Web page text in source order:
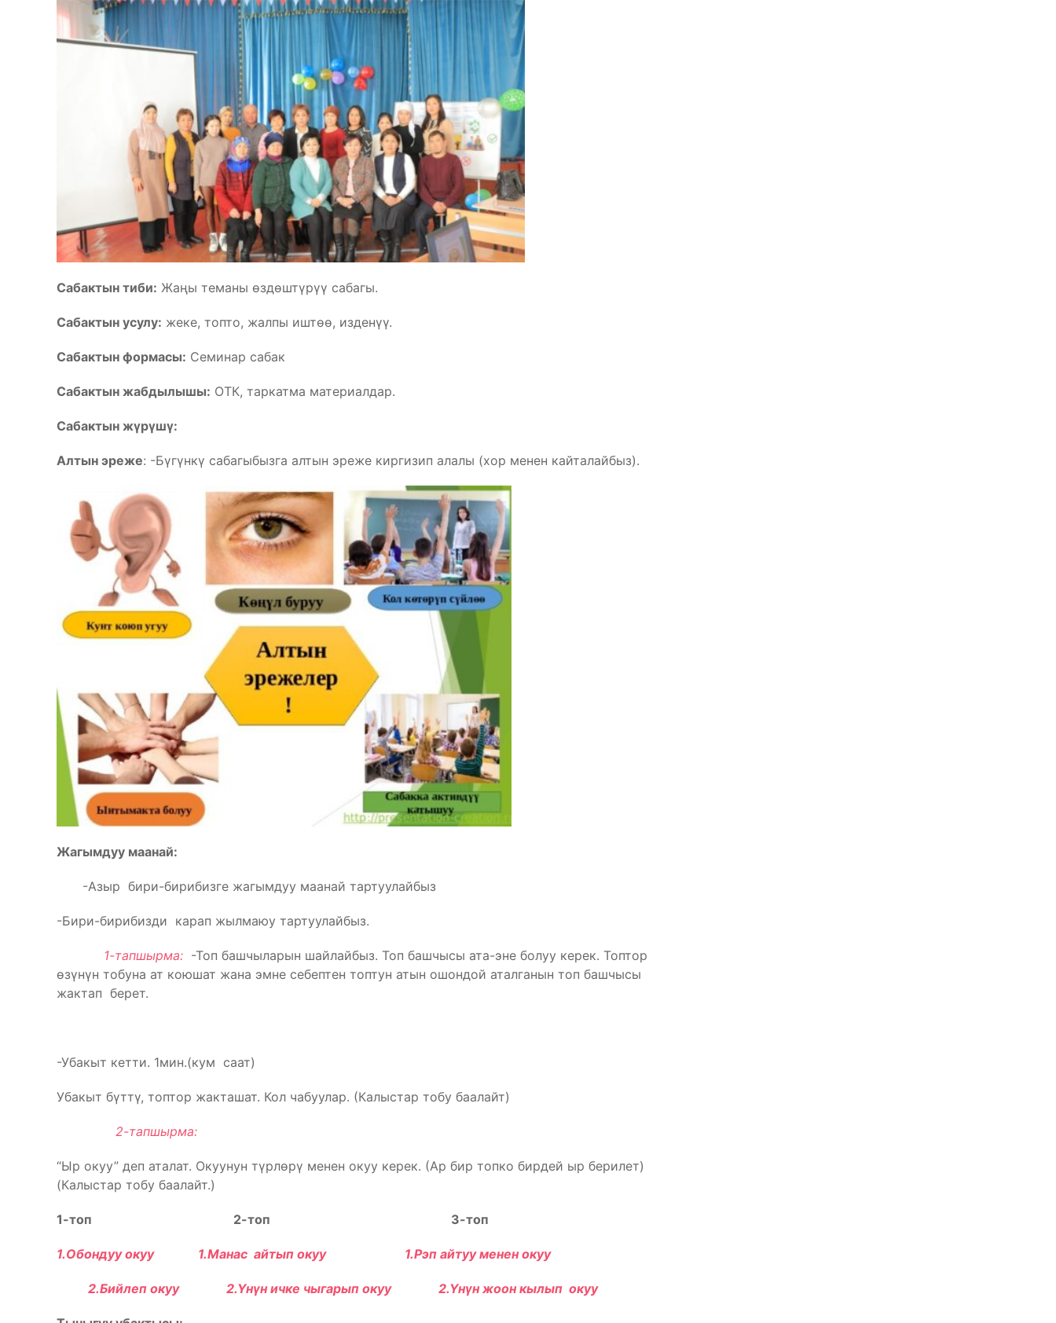
Сабактын тиби: Жаңы теманы өздөштүрүү сабагы.
Сабактын усулу: жеке, топто, жалпы иштөө, изденүү.
Сабактын формасы: Семинар сабак
Сабактын жабдылышы: ОТК, таркатма материалдар.
Сабактын жүрүшү:
Алтын эреже: -Бүгүнкү сабагыбызга алтын эреже киргизип алалы (хор менен кайталайбыз).
Жагымдуу маанай:
-Азыр бири-бирибизге жагымдуу маанай тартуулайбыз
-Бири-бирибизди карап жылмаюу тартуулайбыз.
1-тапшырма: -Топ башчыларын шайлайбыз. Топ башчысы ата-эне болуу керек. Топтор
өзүнүн тобуна ат коюшат жана эмне себептен топтун атын ошондой аталганын топ башчысы
жактап берет.
-Убакыт кетти. 1мин.(кум саат)
Убакыт бүттү, топтор жакташат. Кол чабуулар. (Калыстар тобу баалайт)
2-тапшырма:
“Ыр окуу” деп аталат. Окуунун түрлөрү менен окуу керек. (Ар бир топко бирдей ыр берилет)
(Калыстар тобу баалайт.)
1-топ 2-топ 3-топ
1.Обондуу окуу 1.Манас айтып окуу 1.Рэп айтуу менен окуу
2.Бийлеп окуу 2.Үнүн ичке чыгарып окуу 2.Үнүн жоон кылып окуу